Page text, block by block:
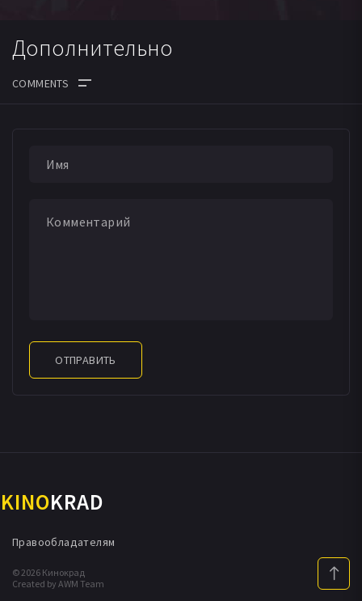
Дополнительно
ОТПРАВИТЬ
KINOKRAD
© 2026 Кинокрад
Created by AWM Team
Правообладателям